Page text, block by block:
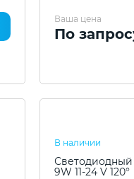
Ваша цена
По
В наличии
Светодиодный
9W 11-24 V 120°